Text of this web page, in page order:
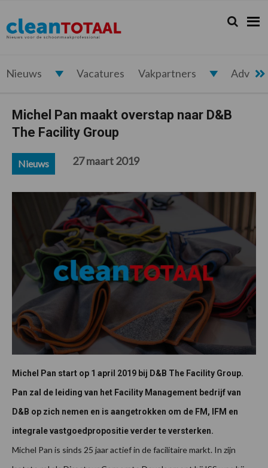
de
hoofdnavigatie
de
hoofd
de
eerste
de
voettekst
Cleantotaal.nl
Het
laatste
voor
schoonmaak
Zoeken...
Zoek
Nieuws Vacatures Vakpartners
Michel Pan maakt overstap naar D&B
The Facility Group
Nieuws 27 maart 2019
Michel Pan start op 1 april 2019 bij D&B The Facility Group.
Pan zal de leiding van het Facility Management bedrijf van
D&B op zich nemen en is aangetrokken om de FM, IFM en
integrale vastgoedpropositie verder te versterken.
Michel Pan is sinds 25 jaar actief in de facilitaire markt. In zijn